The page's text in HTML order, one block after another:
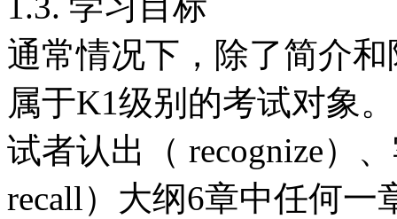
通常情况下，除了简介
属于K1级别的考试对象
试者认出（ recognize）
recall）大纲6章中任何一